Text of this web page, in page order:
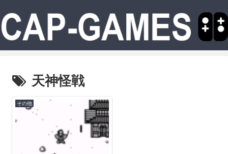
天神怪戦
その他